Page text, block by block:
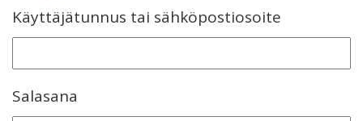
Käyttäjätunnus tai sähköpostiosoite
Salasana